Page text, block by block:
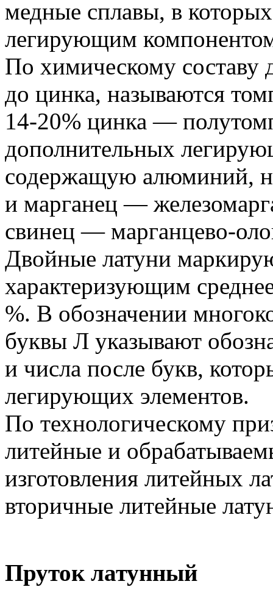
медные сплавы, в
легирующим
По химическому составу
до цинка, называются
14-20% цинка —
дополнительных
содержащую алюминий,
и марганец —
свинец — марганцево-
Двойные латуни
характеризующим
%. В обозначении
буквы Л указывают
и числа после букв,
легирующих элементов.
По технологическому
литейные и
изготовления литейных
вторичные литейные
Пруток латунный